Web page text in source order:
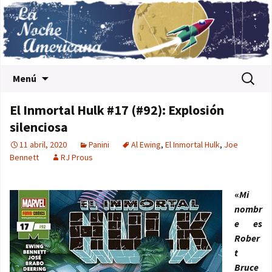
Menú Buscar:
El Inmortal Hulk #17 (#92): Explosión
silenciosa
11 abril, 2020 Panini Al Ewing, El Inmortal Hulk, Joe
Bennett
RJ Prous
«Mi
nombr
e es
Rober
t
Bruce